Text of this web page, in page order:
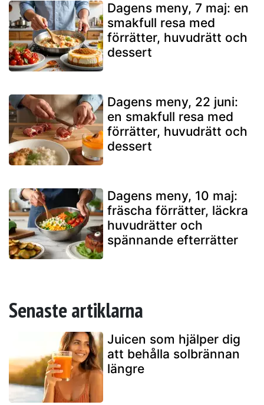
Dagens meny, 7 maj: en
smakfull resa med
förrätter, huvudrätt och
dessert
Dagens meny, 22 juni:
en smakfull resa med
förrätter, huvudrätt och
dessert
Dagens meny, 10 maj:
fräscha förrätter, läckra
huvudrätter och
spännande efterrätter
Senaste artiklarna
Juicen som hjälper dig
att behålla solbrännan
längre